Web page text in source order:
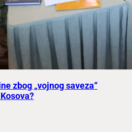
zbog „vojnog saveza“